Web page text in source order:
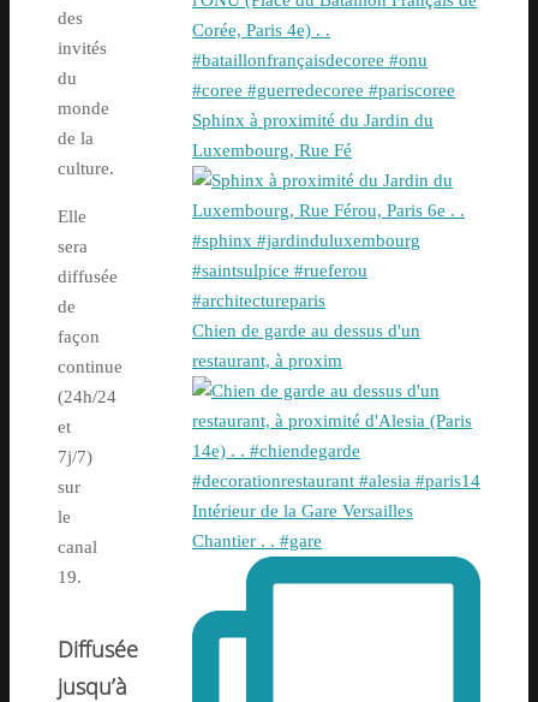
des
invités
du
monde
de la
culture.
Elle
sera
diffusée
de
façon
continue
(24h/24
et
7j/7)
sur
le
canal
19.
Diffusée
jusqu’à
Sphinx à proximité du Jardin du
Luxembourg, Rue Fé
Chien de garde au dessus d'un
restaurant, à proxim
Intérieur de la Gare Versailles
Chantier . . #gare